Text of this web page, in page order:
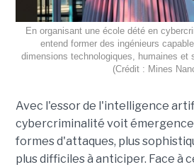
En organisant une école dété en
entend former des ingénieurs
dimensions technologiques, humaines et
(Crédit : Mines
Avec l'essor de l'intelligence
cybercriminalité voit
formes d'attaques, plus
plus difficiles à anticiper. Face à